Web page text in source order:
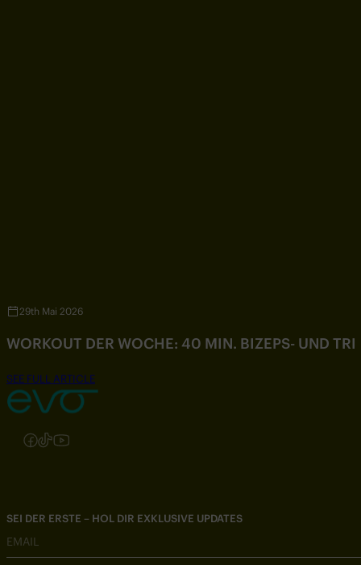
29th Mai 2026
WORKOUT DER WOCHE: 40 MIN. BIZEPS- UND
SEE FULL ARTICLE
Folgen Sie uns auf Instagram
Folgen Sie uns auf Facebook
Folgen Sie uns auf TikTok
Folgen Sie uns auf YouTube
SEI DER ERSTE – HOL DIR EXKLUSIVE UPDATES
EMAIL